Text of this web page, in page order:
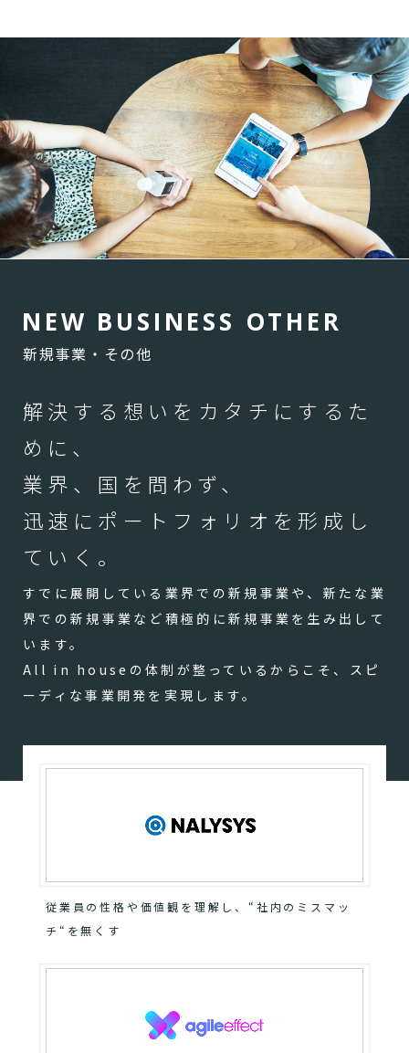
N EW BUSI NESS OTH ER
新規事業・その他
解決する想いをカタチにするた
めに、
業界、国を問わず、
迅速にポートフォリオを形成し
ていく。
すでに展開している業界での新規事業や、新たな業
界での新規事業など積極的に新規事業を生み出して
います。
All in houseの体制が整っているからこそ、スピ
ーディな事業開発を実現します。
従業員の性格や価値観を理解し、“社内のミスマッ
チ“を無くす